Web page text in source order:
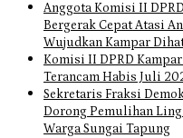
Anggota Komisi II
Bergerak Cepat Atasi
Wujudkan Kampar
Komisi II DPRD
Terancam Habis Juli
Sekretaris Fraksi
Dorong Pemulihan
Warga Sungai Tapung